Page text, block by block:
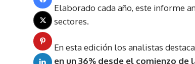
Elaborado cada año, este informe
sectores.
En esta edición los analistas
en un 36% desde el comienzo de